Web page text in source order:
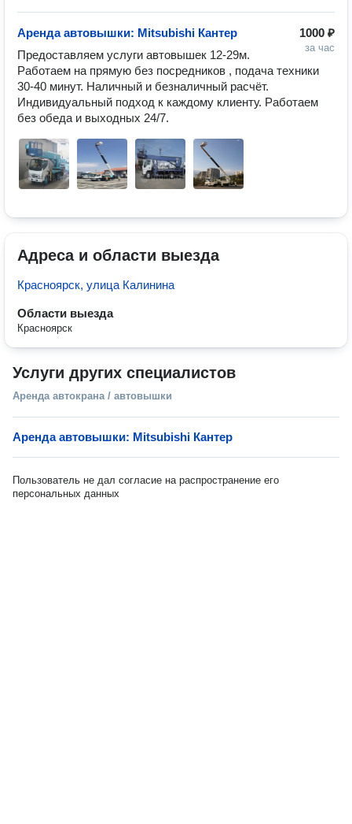
1000 ₽
за час
Аренда автовышки: Mitsubishi Кантер
Предоставляем услуги автовышек 12-29м.
Работаем на прямую без посредников , подача техники
30-40 минут. Наличный и безналичный расчёт.
Индивидуальный подход к каждому клиенту. Работаем
без обеда и выходных 24/7.
Адреса и области выезда
Красноярск, улица Калинина
Области выезда
Красноярск
Услуги других специалистов
Аренда автокрана / автовышки
Аренда автовышки: Mitsubishi Кантер
Пользователь не дал согласие на распространение его
персональных данных